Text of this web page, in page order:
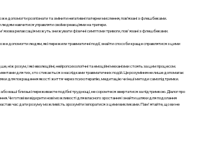
допомогти розпізнати та змінити негативні патерни мислення, пов’язані з флешбеками.
навчитися управляти своїми реакціями на тригери.
м'язова релаксація можуть знижувати фізичні симптоми тривоги, пов'язані з флешбеками.
допомогти людям, які пережили травматичні події, знайти способи краще справлятися з цими
розум, і які еволюційні, нейропсихологічні та емоційні механізми стоять за цим процесом.
для тих, хто стикається з наслідками травматичних подій. Це розуміння не лише допомагає
для покращення якості життя через психотерапію, медитацію чи інші методи самопідтримки.
ваші близькі переживаєте подібні труднощі, не соромтеся звертатися за підтримкою. Діалог про
Чи готові ви відкрити нові можливості для власного зростання і знайти шляхи для подолання
час дати розуму можливість зрозуміти і впоратися з цими викликами. Пам'ятайте, що ви не